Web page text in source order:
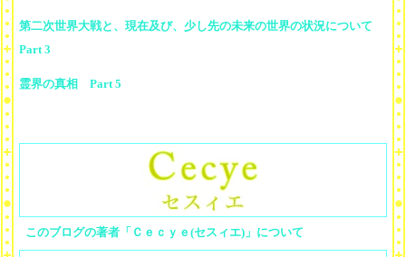
第二次世界大戦と、現在及び、少し先の未来の世界の状況について
Part 3
霊界の真相 Part 5
このブログの著者「Ｃｅｃｙｅ(セスィエ)」について